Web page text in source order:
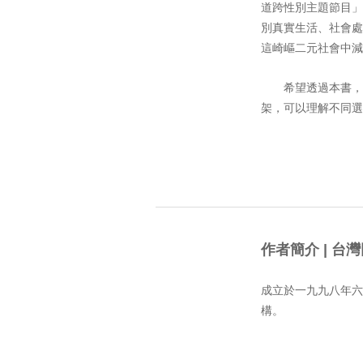
道跨性別主題節目
別真實生活、社會
這崎嶇二元社會中
希望透過本書，
架，可以理解不同
作者簡介 | 台
成立於一九九八年
構。